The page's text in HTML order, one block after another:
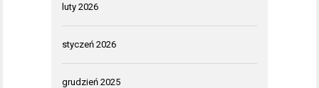
luty 2026
styczeń 2026
grudzień 2025